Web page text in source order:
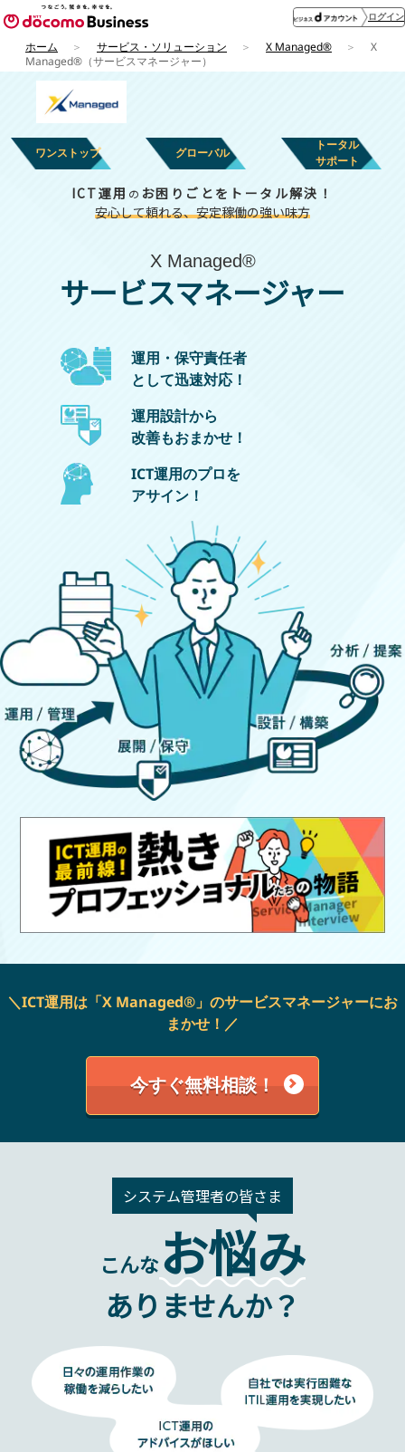
ログイン
ホーム サービス・ソリューション X Managed®
X
Managed®（サービスマネージャー）
ワンストップ グローバル
トータル
サポート
ICT運用 の お困りごとをトータル解決！
安心して頼れる、安定稼働の強い味方
X Managed®
サービスマネージャー
運用・保守責任者
として迅速対応！
運用設計から
改善もおまかせ！
ICT運用のプロを
アサイン！
＼ICT運用は「X Managed®」のサービスマネージャーにお
まかせ！／
今すぐ無料相談！
システム管理者の皆さま
こんなお悩み
ありませんか？